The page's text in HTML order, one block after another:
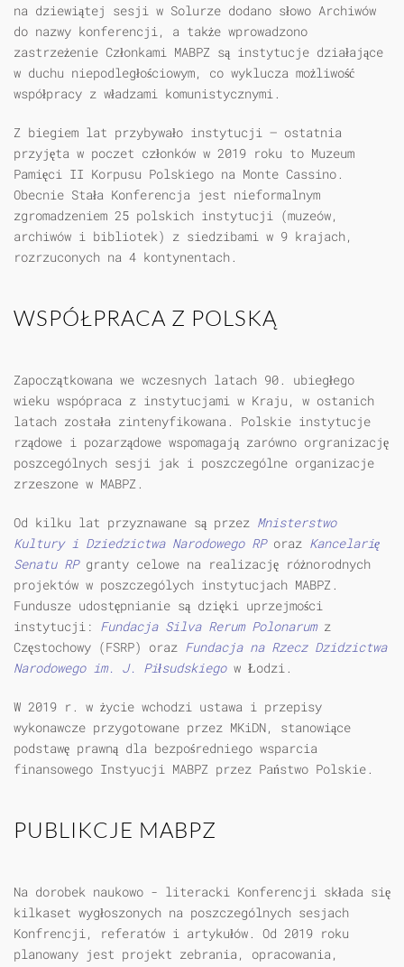
na dziewiątej sesji w Solurze dodano słowo Archiwów
do nazwy konferencji, a także wprowadzono
zastrzeżenie Członkami MABPZ są instytucje działające
w duchu niepodległościowym, co wyklucza możliwość
współpracy z władzami komunistycznymi.
Z biegiem lat przybywało instytucji – ostatnia
przyjęta w poczet członków w 2019 roku to Muzeum
Pamięci II Korpusu Polskiego na Monte Cassino.
Obecnie Stała Konferencja jest nieformalnym
zgromadzeniem 25 polskich instytucji (muzeów,
archiwów i bibliotek) z siedzibami w 9 krajach,
rozrzuconych na 4 kontynentach.
WSPÓŁPRACA Z POLSKĄ
Zapoczątkowana we wczesnych latach 90. ubiegłego
wieku wspópraca z instytucjami w Kraju, w ostanich
latach została zintenyfikowana. Polskie instytucje
rządowe i pozarządowe wspomagają zarówno orgranizację
poszcególnych sesji jak i poszczególne organizacje
zrzeszone w MABPZ.
Od kilku lat przyznawane są przez Mnisterstwo
Kultury i Dziedzictwa Narodowego RPoraz Kancelarię
Senatu RPgranty celowe na realizację różnorodnych
projektów w poszczególych instytucjach MABPZ.
Fundusze udostępnianie są dzięki uprzejmości
instytucji: Fundacja Silva Rerum Polonarumz
Częstochowy (FSRP) oraz Fundacja na Rzecz Dzidzictwa
Narodowego im. J. Piłsudskiegow Łodzi.
W 2019 r. w życie wchodzi ustawa i przepisy
wykonawcze przygotowane przez MKiDN, stanowiące
podstawę prawną dla bezpośredniego wsparcia
finansowego Instyucji MABPZ przez Państwo Polskie.
PUBLIKCJE MABPZ
Na dorobek naukowo - literacki Konferencji składa się
kilkaset wygłoszonych na poszczególnych sesjach
Konfrencji, referatów i artykułów. Od 2019 roku
planowany jest projekt zebrania, opracowania,